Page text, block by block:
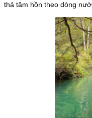
thả tâm hồn theo dòng